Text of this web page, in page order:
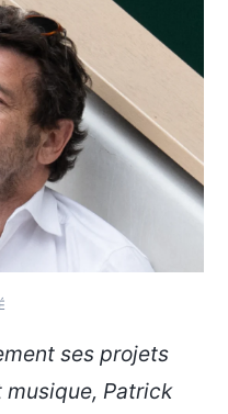
ses projets
Patrick